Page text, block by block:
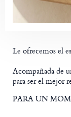
Le ofrecemos el
Acompañada de
para ser el mejor
PARA UN